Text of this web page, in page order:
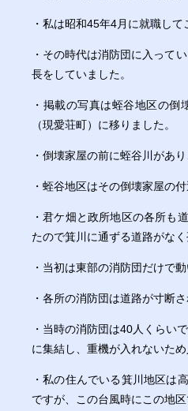
・私は昭和45年4月に就職し
・その時代は消防団に入って
長をしていました。
・掲載の写真は蛭谷地区の
（現愛荘町）に移りました。
・倒壊家屋の前に蛭谷川があ
・蛭谷地区はその倒壊家屋の
・君ケ畑と政所地区の各所も
たので箕川に通ずる道路がな
・当初は東部の消防団だけで
・各所の消防団は道路が寸断
・当時の消防団は40人くらい
に集結し、重機が入れないた
・私の住んでいる箕川地区は
ですが、この台風時にこの地